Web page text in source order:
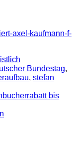
axel-kaufmann-f-
Bundestag,
, stefan
bis